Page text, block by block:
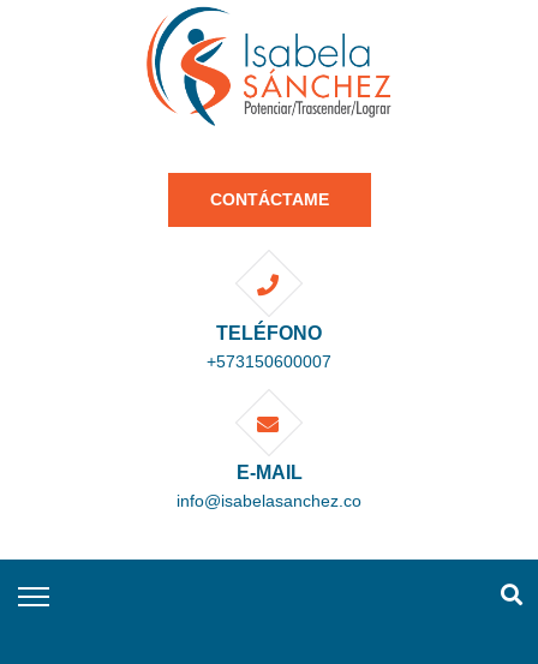
CONTÁCTAME
TELÉFONO
+573150600007
E-MAIL
info@isabelasanchez.co